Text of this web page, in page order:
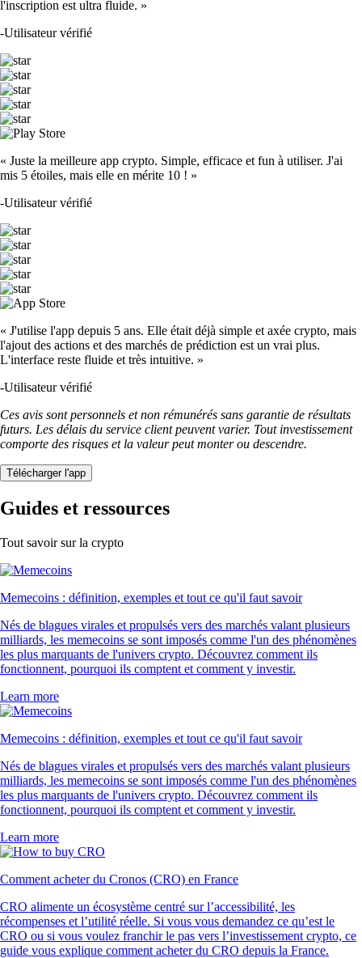
l'inscription est ultra fluide. »
-Utilisateur vérifié
« Juste la meilleure app crypto. Simple, efficace et fun à utiliser. J'ai
mis 5 étoiles, mais elle en mérite 10 ! »
-Utilisateur vérifié
« J'utilise l'app depuis 5 ans. Elle était déjà simple et axée crypto, mais
l'ajout des actions et des marchés de prédiction est un vrai plus.
L'interface reste fluide et très intuitive. »
-Utilisateur vérifié
Ces avis sont personnels et non rémunérés sans garantie de résultats
futurs. Les délais du service client peuvent varier. Tout investissement
comporte des risques et la valeur peut monter ou descendre.
Télécharger l'app
Guides et ressources
Tout savoir sur la crypto
Memecoins : définition, exemples et tout ce qu'il faut savoir
Nés de blagues virales et propulsés vers des marchés valant plusieurs
milliards, les memecoins se sont imposés comme l'un des phénomènes
les plus marquants de l'univers crypto. Découvrez comment ils
fonctionnent, pourquoi ils comptent et comment y investir.
Learn more
Memecoins : définition, exemples et tout ce qu'il faut savoir
Nés de blagues virales et propulsés vers des marchés valant plusieurs
milliards, les memecoins se sont imposés comme l'un des phénomènes
les plus marquants de l'univers crypto. Découvrez comment ils
fonctionnent, pourquoi ils comptent et comment y investir.
Learn more
Comment acheter du Cronos (CRO) en France
CRO alimente un écosystème centré sur l’accessibilité, les
récompenses et l’utilité réelle. Si vous vous demandez ce qu’est le
CRO ou si vous voulez franchir le pas vers l’investissement crypto, ce
guide vous explique comment acheter du CRO depuis la France.